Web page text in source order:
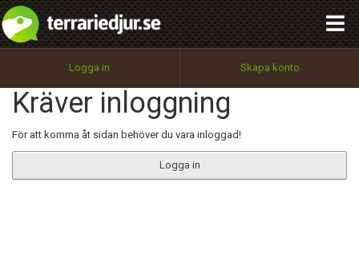
Logga in Skapa konto
Kräver inloggning
För att komma åt sidan behöver du vara inloggad!
Logga in
Utför
100%
OK
integritetspolicy
Namn:
Epost:
Begär nytt lösenord
Tillbaka till förstasidan